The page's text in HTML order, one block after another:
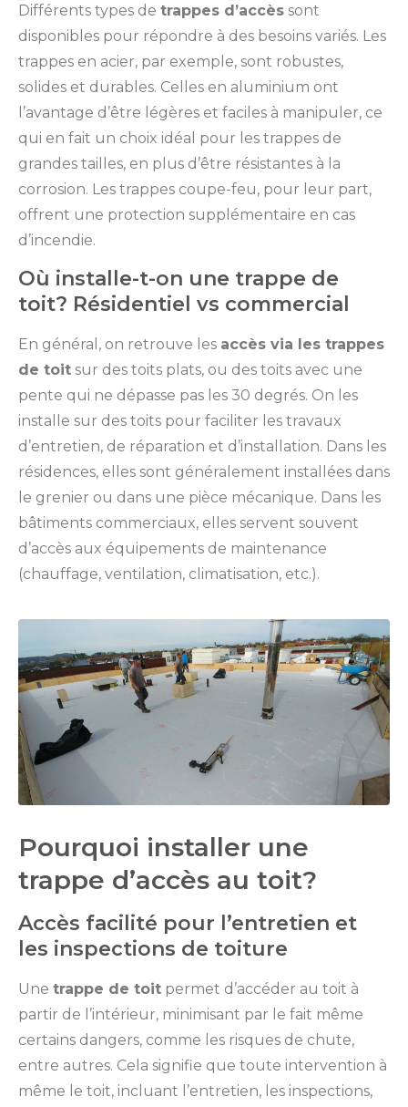
Différents types de trappes d’accès sont
disponibles pour répondre à des besoins variés. Les
trappes en acier, par exemple, sont robustes,
solides et durables. Celles en aluminium ont
l’avantage d’être légères et faciles à manipuler, ce
qui en fait un choix idéal pour les trappes de
grandes tailles, en plus d’être résistantes à la
corrosion. Les trappes coupe-feu, pour leur part,
offrent une protection supplémentaire en cas
d’incendie.
Où installe-t-on une trappe de
toit? Résidentiel vs commercial
En général, on retrouve les accès via les trappes
de toit sur des toits plats, ou des toits avec une
pente qui ne dépasse pas les 30 degrés. On les
installe sur des toits pour faciliter les travaux
d’entretien, de réparation et d’installation. Dans les
résidences, elles sont généralement installées dans
le grenier ou dans une pièce mécanique. Dans les
bâtiments commerciaux, elles servent souvent
d’accès aux équipements de maintenance
(chauffage, ventilation, climatisation, etc.).
Pourquoi installer une
trappe d’accès au toit?
Accès facilité pour l’entretien et
les inspections de toiture
Une trappe de toit permet d’accéder au toit à
partir de l’intérieur, minimisant par le fait même
certains dangers, comme les risques de chute,
entre autres. Cela signifie que toute intervention à
même le toit, incluant l’entretien, les inspections,